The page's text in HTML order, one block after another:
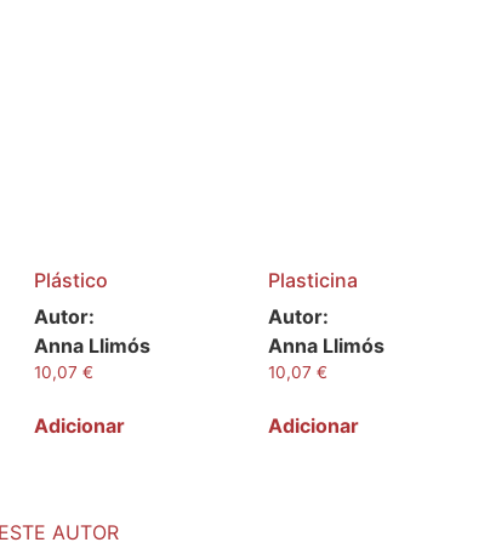
Plástico
Autor:
Anna Llimós
10,07 €
Adicionar
Plasticina
Autor:
Anna Llimós
10,07€
Adicionar
AUTOR